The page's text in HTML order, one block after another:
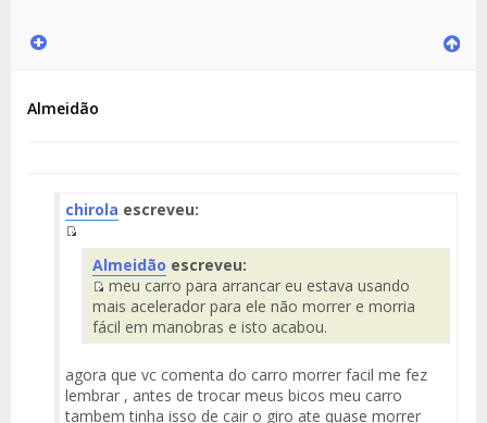
Almeidão
chirola escreveu:
Fuente
del
Mensaje
Almeidão escreveu:
Fuente
del
Mensaje
meu carro para arrancar eu estava usando
mais acelerador para ele não morrer e morria
fácil em manobras e isto acabou.
agora que vc comenta do carro morrer facil me fez
lembrar , antes de trocar meus bicos meu carro
tambem tinha isso de cair o giro ate quase morrer